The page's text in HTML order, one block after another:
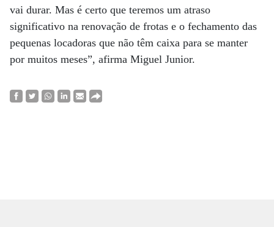
vai durar. Mas é certo que teremos um atraso
significativo na renovação de frotas e o fechamento das
pequenas locadoras que não têm caixa para se manter
por muitos meses”, afirma Miguel Junior.